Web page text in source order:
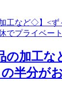
の加工
半分が